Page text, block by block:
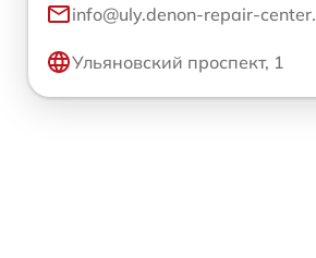
info@uly.denon-repair-
Ульяновский проспект, 1